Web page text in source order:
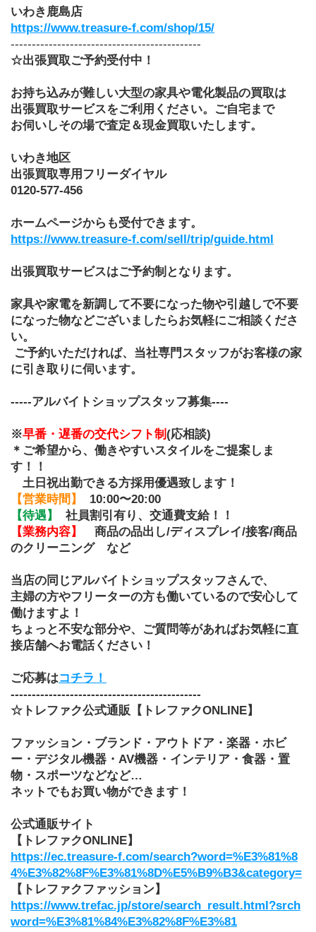
いわき鹿島店
https://www.treasure-f.com/shop/15/
---------------------------------------------
☆出張買取ご予約受付中！
お持ち込みが難しい大型の家具や電化製品の買取は
出張買取サービスをご利用ください。ご自宅まで
お伺いしその場で査定＆現金買取いたします。
いわき地区
出張買取専用フリーダイヤル
0120-577-456
ホームページからも受付できます。
https://www.treasure-f.com/sell/trip/guide.html
出張買取サービスはご予約制となります。
家具や家電を新調して不要になった物や引越しで不要
になった物などございましたらお気軽にご相談くださ
い。
に引き取りに伺います。
-----アルバイトショップスタッフ募集----
※早番・遅番の交代シフト制 (応相談)
＊ご希望から、働きやすいスタイルをご提案しま
す！！
土日祝出勤できる方採用優遇致します！
【営業時間】
10:00〜20:00
【待遇】
社員割引有り、交通費支給！！
【業務内容】
商品の品出し/ディスプレイ/接客/商品
のクリーニング　など
当店の同じアルバイトショップスタッフさんで、
主婦の方やフリーターの方も働いているので安心して
働けますよ！
ちょっと不安な部分や、ご質問等があればお気軽に直
接店舗へお電話ください！
ご応募はコチラ！
---------------------------------------------
☆トレファク公式通販【トレファクONLINE】
ファッション・ブランド・アウトドア・楽器・ホビ
ー・デジタル機器・AV機器・インテリア・食器・置
物・スポーツなどなど…
ネットでもお買い物ができます！
公式通販サイト
【トレファクONLINE】
https://ec.treasure-f.com/search?word=%E3%81%8
4%E3%82%8F%E3%81%8D%E5%B9%B3&category=
【トレファクファッション】
https://www.trefac.jp/store/search_result.html?srch
word=%E3%81%84%E3%82%8F%E3%81